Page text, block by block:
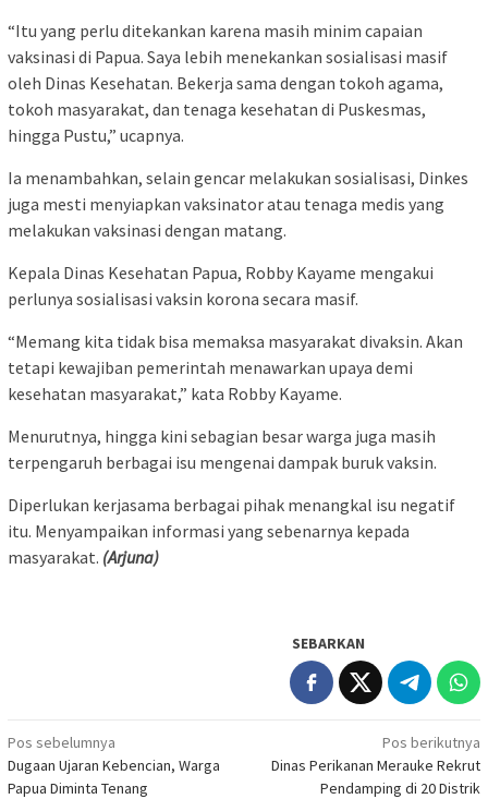
“Itu yang perlu ditekankan karena masih minim capaian
vaksinasi di Papua. Saya lebih menekankan sosialisasi masif
oleh Dinas Kesehatan. Bekerja sama dengan tokoh agama,
tokoh masyarakat, dan tenaga kesehatan di Puskesmas,
hingga Pustu,” ucapnya.
Ia menambahkan, selain gencar melakukan sosialisasi, Dinkes
juga mesti menyiapkan vaksinator atau tenaga medis yang
melakukan vaksinasi dengan matang.
Kepala Dinas Kesehatan Papua, Robby Kayame mengakui
perlunya sosialisasi vaksin korona secara masif.
“Memang kita tidak bisa memaksa masyarakat divaksin. Akan
tetapi kewajiban pemerintah menawarkan upaya demi
kesehatan masyarakat,” kata Robby Kayame.
Menurutnya, hingga kini sebagian besar warga juga masih
terpengaruh berbagai isu mengenai dampak buruk vaksin.
Diperlukan kerjasama berbagai pihak menangkal isu negatif
itu. Menyampaikan informasi yang sebenarnya kepada
masyarakat. (Arjuna)
SEBARKAN
Navigasi
pos
Pos sebelumnya
Dugaan Ujaran Kebencian, Warga
Papua Diminta Tenang
Pos berikutnya
Dinas Perikanan Merauke Rekrut
Pendamping di 20 Distrik